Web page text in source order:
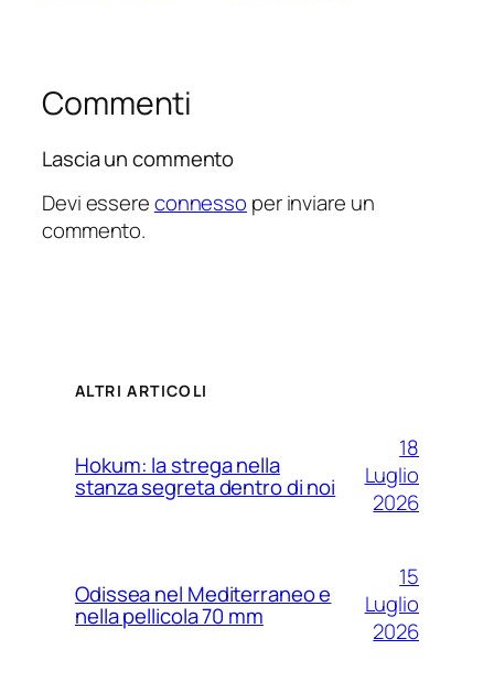
Commenti
Lascia un commento
Devi essereconnesso per inviare un
commento.
ALTRI ARTICOLI
Hokum: la strega nella
stanza segreta dentro di noi
18
Luglio
2026
Odissea nel Mediterraneo e
nella pellicola 70 mm
15
Luglio
2026